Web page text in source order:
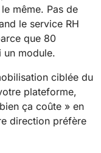
même. Pas de
le service RH
que 80
un module.
ciblée du
plateforme,
ça coûte » en
direction préfère